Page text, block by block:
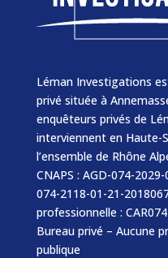
Léman Investigations
privé située à
enquêteurs privés de
interviennent en Haute-
l’ensemble de Rhône
CNAPS : AGD-074-
074-2118-01-21-
professionnelle :
Bureau privé – Aucune
publique